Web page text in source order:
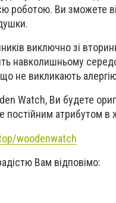
роботою. Ви зможете
виключно зі
навколишньому
не викликають
Watch, Ви будете
постійним атрибутом в
woodenwatch
Вам відповімо: